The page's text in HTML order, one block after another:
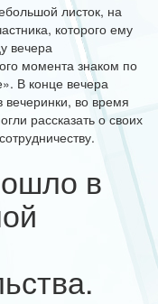
листок, на
которого ему
вечера
момента знаком по
В конце вечера
во время
рассказать о своих
в